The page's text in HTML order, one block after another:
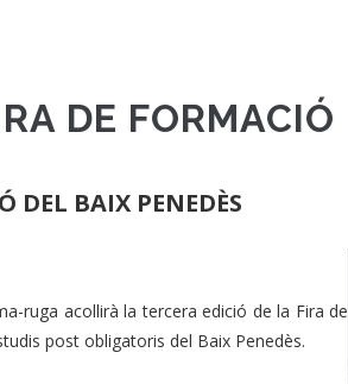
DE FORMACIÓ
DEL BAIX PENEDÈS
ruga acollirà la tercera edició de la Fira de
post obligatoris del Baix Penedès.